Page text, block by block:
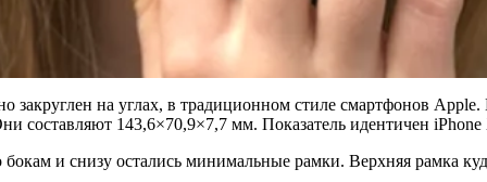
закруглен на углах, в традиционном стиле смартфонов
составляют 143,6×70,9×7,7 мм. Показатель идентичен iPhone
и снизу остались минимальные рамки. Верхняя рамка